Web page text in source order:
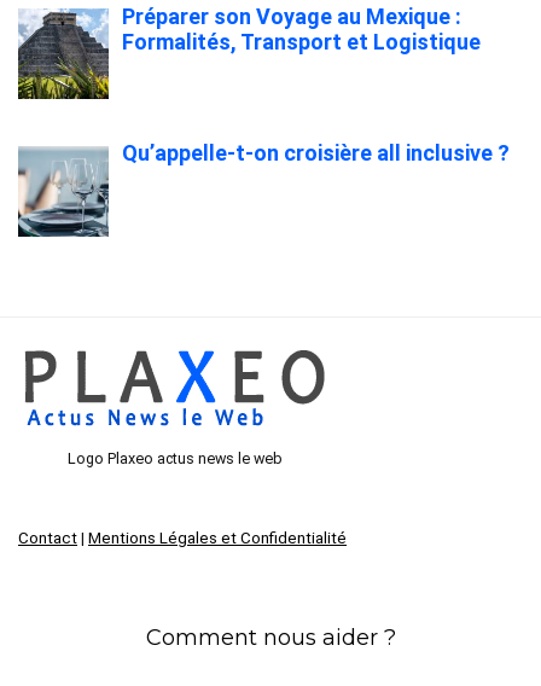
Préparer son Voyage au Mexique :
Formalités, Transport et Logistique
Qu’appelle-t-on croisière all inclusive ?
Logo Plaxeo actus news le web
Contact | Mentions Légales et Confidentialité
Comment nous aider ?